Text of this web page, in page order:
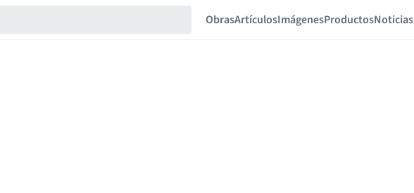
ObrasArtículosImágenesProductosNoticias